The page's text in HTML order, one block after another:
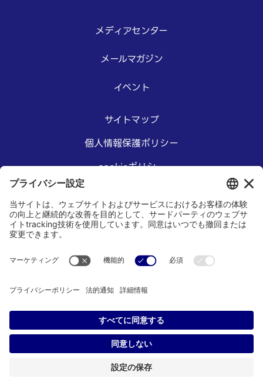
メディアセンター
メールマガジン
イベント
サイトマップ
個人情報保護ポリシー
cookieポリシー
アクセシビリティステートメント
本サイトご利用にあたって
©2026 SPP Technologies Co., Ltd and SPT Microtechnologies